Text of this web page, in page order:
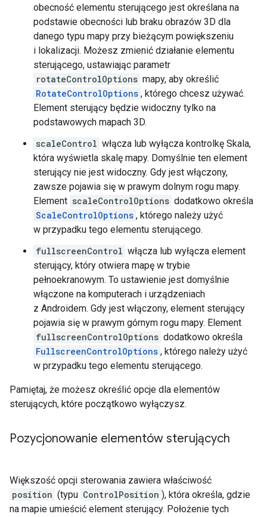
obecność elementu sterującego jest określana na
podstawie obecności lub braku obrazów 3D dla
danego typu mapy przy bieżącym powiększeniu
i lokalizacji. Możesz zmienić działanie elementu
sterującego, ustawiając parametr
rotateControlOptions mapy, aby określić
RotateControlOptions , którego chcesz używać.
Element sterujący będzie widoczny tylko na
podstawowych mapach 3D.
scaleControl włącza lub wyłącza kontrolkę Skala,
która wyświetla skalę mapy. Domyślnie ten element
sterujący nie jest widoczny. Gdy jest włączony,
zawsze pojawia się w prawym dolnym rogu mapy.
Element scaleControlOptions dodatkowo określa
ScaleControlOptions , którego należy użyć
w przypadku tego elementu sterującego.
fullscreenControl włącza lub wyłącza element
sterujący, który otwiera mapę w trybie
pełnoekranowym. To ustawienie jest domyślnie
włączone na komputerach i urządzeniach
z Androidem. Gdy jest włączony, element sterujący
pojawia się w prawym górnym rogu mapy. Element
fullscreenControlOptions dodatkowo określa
FullscreenControlOptions , którego należy użyć
w przypadku tego elementu sterującego.
Pamiętaj, że możesz określić opcje dla elementów
sterujących, które początkowo wyłączysz.
Pozycjonowanie elementów sterujących
Większość opcji sterowania zawiera właściwość
position (typu ControlPosition ), która określa, gdzie
na mapie umieścić element sterujący. Położenie tych